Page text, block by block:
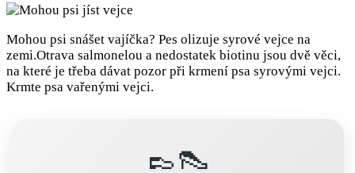
Mohou psi snášet vajíčka? Pes olizuje syrové vejce na
zemi.Otrava salmonelou a nedostatek biotinu jsou dvě věci,
na které je třeba dávat pozor při krmení psa syrovými vejci.
Krmte psa vařenými vejci.
👞👠